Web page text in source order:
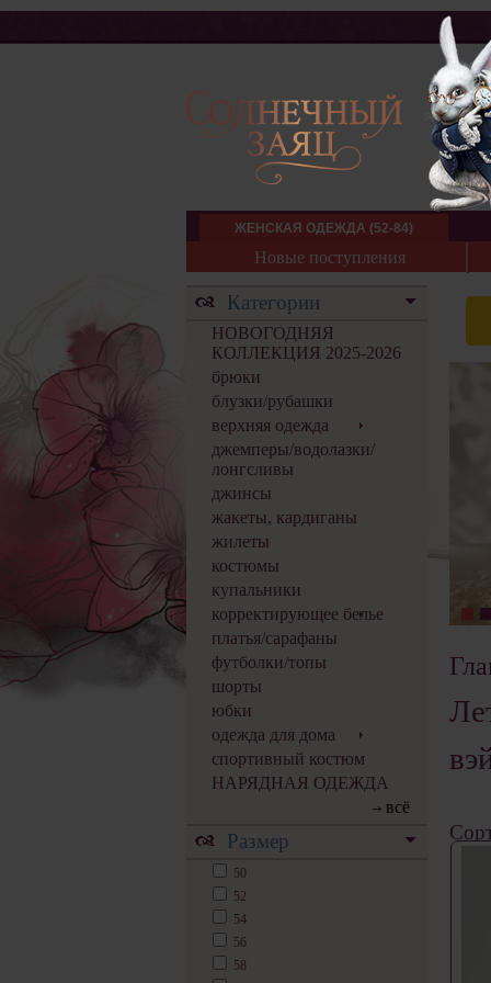
ЖЕНСКАЯ ОДЕЖДА (52-84)
Новые поступления
Категории
НОВОГОДНЯЯ
КОЛЛЕКЦИЯ 2025-2026
брюки
блузки/рубашки
верхняя одежда
джемперы/водолазки/
лонгсливы
джинсы
жакеты, кардиганы
жилеты
костюмы
купальники
корректирующее белье
платья/сарафаны
футболки/топы
шорты
юбки
одежда для дома
спортивный костюм
НАРЯДНАЯ ОДЕЖДА
всё
Размер
50
52
54
56
58